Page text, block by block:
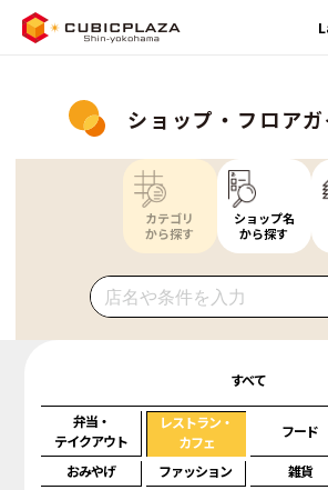
ショップ・フロア
カテゴリ
から探す
ショップ名
から探す
すべて
弁当・
テイクアウト
レストラン・
カフェ
フード
おみやげ ファッション 雑貨